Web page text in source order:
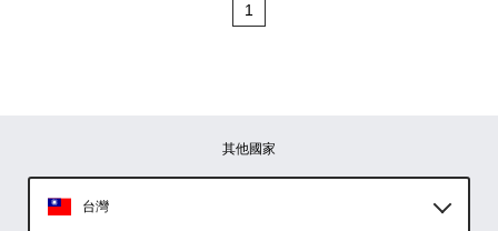
1
其他國家
台灣